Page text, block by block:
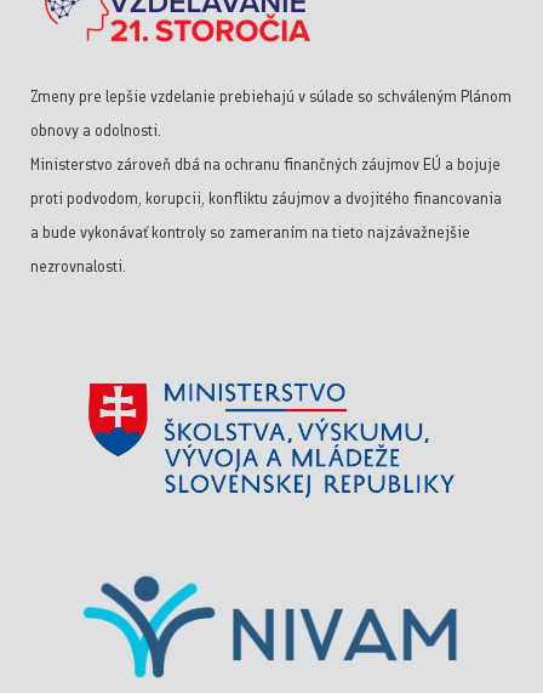
Zmeny pre lepšie vzdelanie prebiehajú v súlade so schváleným Plánom
obnovy a odolnosti.
Ministerstvo zároveň dbá na ochranu finančných záujmov EÚ a bojuje
proti podvodom, korupcii, konfliktu záujmov a dvojitého financovania
a bude vykonávať kontroly so zameraním na tieto najzávažnejšie
nezrovnalosti.